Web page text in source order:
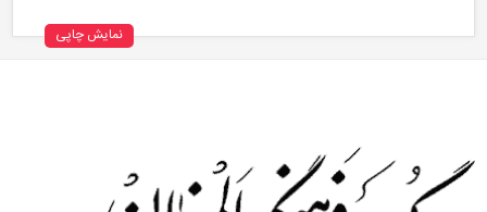
نمایش چاپی